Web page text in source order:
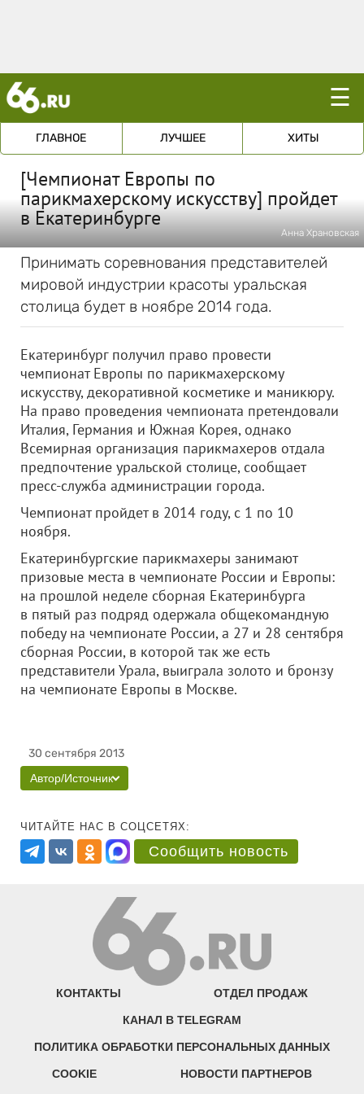
☰
ГЛАВНОЕ ЛУЧШЕЕ ХИТЫ
[Чемпионат Европы по
парикмахерскому искусству] пройдет
в Екатеринбурге
Анна Храновская
Принимать соревнования представителей
мировой индустрии красоты уральская
столица будет в ноябре 2014 года.
Екатеринбург получил право провести
чемпионат Европы по парикмахерскому
искусству, декоративной косметике и маникюру.
На право проведения чемпионата претендовали
Италия, Германия и Южная Корея, однако
Всемирная организация парикмахеров отдала
предпочтение уральской столице, сообщает
пресс-служба администрации города.
Чемпионат пройдет в 2014 году, с 1 по 10
ноября.
Екатеринбургские парикмахеры занимают
призовые места в чемпионате России и Европы:
на прошлой неделе сборная Екатеринбурга
в пятый раз подряд одержала общекомандную
победу на чемпионате России, а 27 и 28 сентября
сборная России, в которой так же есть
представители Урала, выиграла золото и бронзу
на чемпионате Европы в Москве.
30 сентября 2013
Автор/Источник
ЧИТАЙТЕ НАС В СОЦСЕТЯХ:
Сообщить новость
КОНТАКТЫ ОТДЕЛ ПРОДАЖ
КАНАЛ В TELEGRAM
ПОЛИТИКА ОБРАБОТКИ ПЕРСОНАЛЬНЫХ ДАННЫХ
COOKIE НОВОСТИ ПАРТНЕРОВ